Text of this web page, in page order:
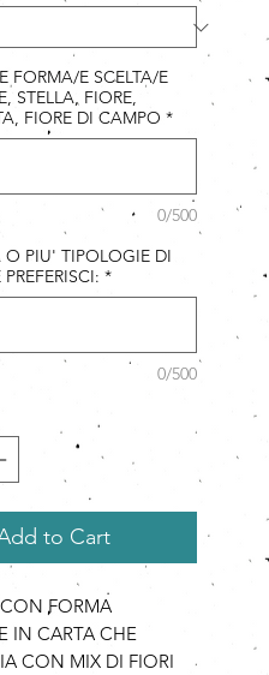
FORMA/E SCELTA/E
STELLA, FIORE,
FIORE DI CAMPO *
0/500
O PIU' TIPOLOGIE DI
*
0/500
to Cart
FORMA
IN CARTA CHE
CON MIX DI FIORI